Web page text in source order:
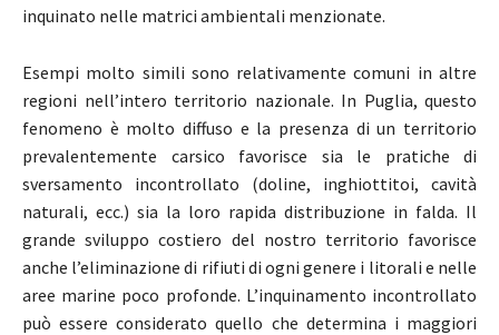
inquinato nelle matrici ambientali menzionate.
Esempi molto simili sono relativamente comuni in altre
regioni nell’intero territorio nazionale. In Puglia, questo
fenomeno è molto diffuso e la presenza di un territorio
prevalentemente carsico favorisce sia le pratiche di
sversamento incontrollato (doline, inghiottitoi, cavità
naturali, ecc.) sia la loro rapida distribuzione in falda. Il
grande sviluppo costiero del nostro territorio favorisce
anche l’eliminazione di rifiuti di ogni genere i litorali e nelle
aree marine poco profonde. L’inquinamento incontrollato
può essere considerato quello che determina i maggiori